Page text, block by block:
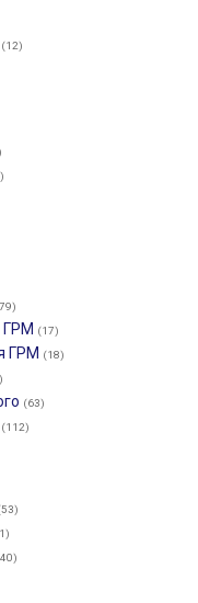
(12)
ГРМ (17)
ГРМ (18)
(63)
(112)